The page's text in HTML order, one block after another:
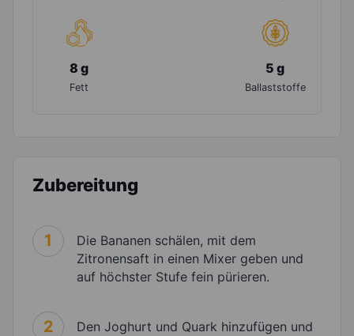
8 g
Fett
5 g
Ballaststoffe
Zubereitung
1
Die Bananen schälen, mit dem
Zitronensaft in einen Mixer geben und
auf höchster Stufe fein pürieren.
2
Den Joghurt und Quark hinzufügen und